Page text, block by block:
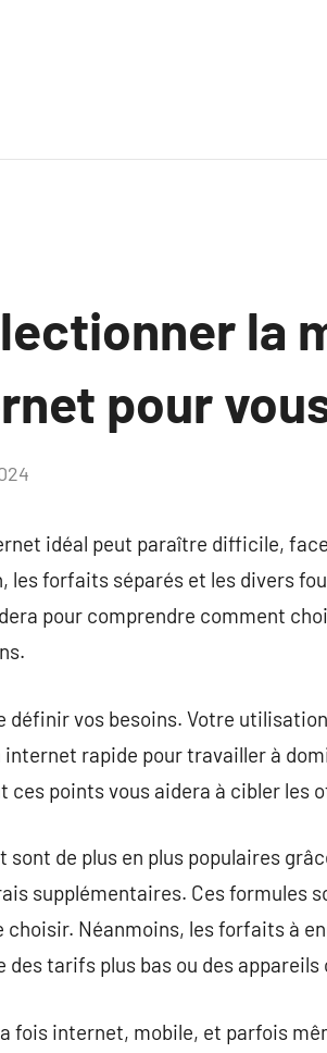
la
pour
idéal peut paraître difficile,
forfaits séparés et les divers
pour comprendre comment
vos besoins. Votre
internet rapide pour travailler à
points vous aidera à cibler les
de plus en plus populaires
supplémentaires. Ces formules
Néanmoins, les forfaits à
des tarifs plus bas ou des
fois internet, mobile, et parfois